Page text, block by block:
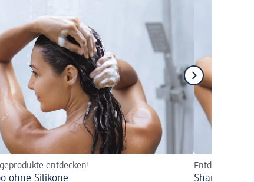
entdecken!
ohne Silikone
Entdecken Sie
Shampoo